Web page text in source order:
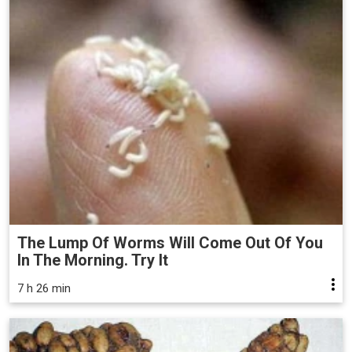
The Lump Of Worms Will Come Out Of You
In The Morning. Try It
7 h 26 min